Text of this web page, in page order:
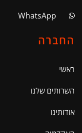
WhatsApp
החברה
ראשי
השרותים שלנו
אודותינו